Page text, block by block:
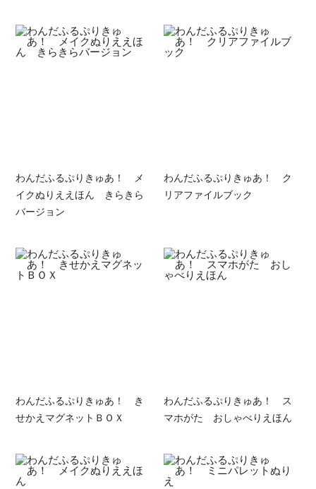
わんだふるぷりきゅあ！ メ
イクぬりええほん きらきら
バージョン
わんだふるぷりきゅあ！ ク
リアファイルブック
わんだふるぷりきゅあ！ き
せかえマグネットＢＯＸ
わんだふるぷりきゅあ！ ス
マホがた おしゃべりえほん